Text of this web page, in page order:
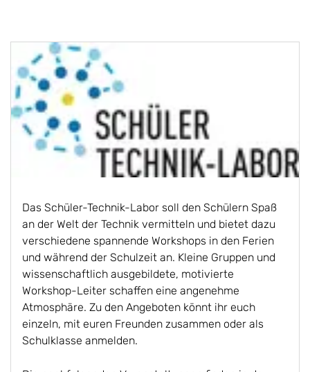
Das Schüler-Technik-Labor soll den Schülern Spaß
an der Welt der Technik vermitteln und bietet dazu
verschiedene spannende Workshops in den Ferien
und während der Schulzeit an. Kleine Gruppen und
wissenschaftlich ausgebildete, motivierte
Workshop-Leiter schaffen eine angenehme
Atmosphäre. Zu den Angeboten könnt ihr euch
einzeln, mit euren Freunden zusammen oder als
Schulklasse anmelden.